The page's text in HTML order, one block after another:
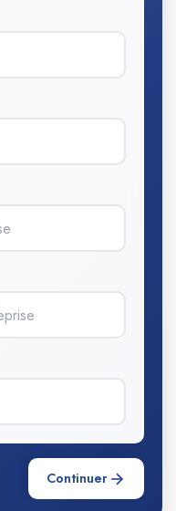
Continuer